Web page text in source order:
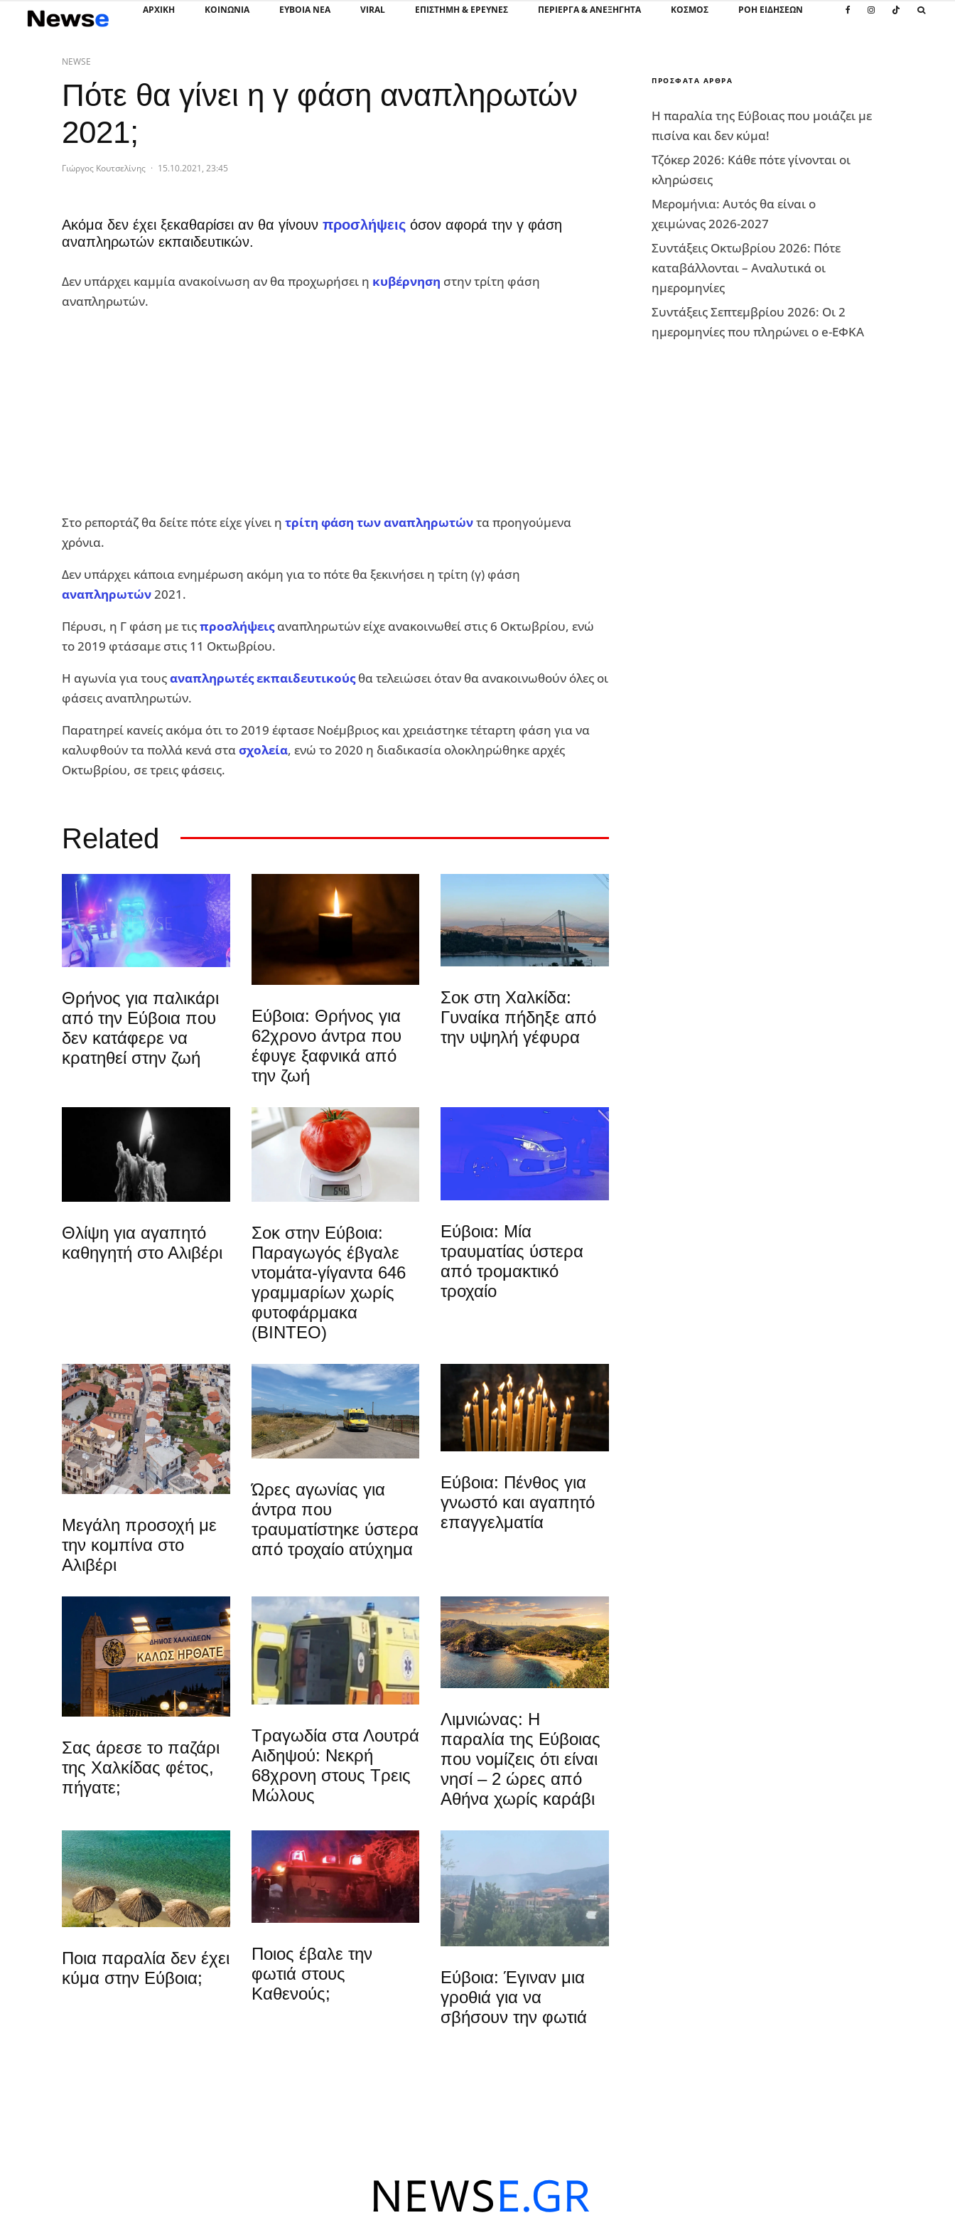
ΑΡΧΙΚΗ ΚΟΙΝΩΝΙΑ ΕΥΒΟΙΑ ΝΕΑ VIRAL ΕΠΙΣΤΉΜΗ & ΈΡΕΥΝΕΣ ΠΕΡΊΕΡΓΑ & ΑΝΕΞΉΓΗΤΑ ΚΌΣΜΟΣ ΡΟΗ ΕΙΔΗΣΕΩΝ
NEWSE
Πότε θα γίνει η γ φάση αναπληρωτών
2021;
Γιώργος Κουτσελίνης · 15.10.2021, 23:45
Ακόμα δεν έχει ξεκαθαρίσει αν θα γίνουν προσλήψεις όσον αφορά την γ φάση
αναπληρωτών εκπαιδευτικών.
Δεν υπάρχει καμμία ανακοίνωση αν θα προχωρήσει η κυβέρνηση στην τρίτη φάση
αναπληρωτών.
Στο ρεπορτάζ θα δείτε πότε είχε γίνει η τρίτη φάση των αναπληρωτώντα προηγούμενα
χρόνια.
Δεν υπάρχει κάποια ενημέρωση ακόμη για το πότε θα ξεκινήσει η τρίτη (γ) φάση
αναπληρωτών2021.
Πέρυσι, η Γ φάση με τιςπροσλήψειςαναπληρωτών είχε ανακοινωθεί στις 6 Οκτωβρίου, ενώ
το 2019 φτάσαμε στις 11 Οκτωβρίου.
Η αγωνία για τουςαναπληρωτές εκπαιδευτικούςθα τελειώσει όταν θα ανακοινωθούν όλες οι
φάσεις αναπληρωτών.
Παρατηρεί κανείς ακόμα ότι το 2019 έφτασε Νοέμβριος και χρειάστηκε τέταρτη φάση για να
καλυφθούν τα πολλά κενά στασχολεία, ενώ το 2020 η διαδικασία ολοκληρώθηκε αρχές
Οκτωβρίου, σε τρεις φάσεις.
Related
Θρήνος για παλικάρι
από την Εύβοια που
δεν κατάφερε να
κρατηθεί στην ζωή
Εύβοια: Θρήνος για
62χρονο άντρα που
έφυγε ξαφνικά από
την ζωή
Σοκ στη Χαλκίδα:
Γυναίκα πήδηξε από
την υψηλή γέφυρα
Θλίψη για αγαπητό
καθηγητή στο Αλιβέρι
Σοκ στην Εύβοια:
Παραγωγός έβγαλε
ντομάτα-γίγαντα 646
γραμμαρίων χωρίς
φυτοφάρμακα
(ΒΙΝΤΕΟ)
Εύβοια: Μία
τραυματίας ύστερα
από τρομακτικό
τροχαίο
Μεγάλη προσοχή με
την κομπίνα στο
Αλιβέρι
Ώρες αγωνίας για
άντρα που
τραυματίστηκε ύστερα
από τροχαίο ατύχημα
Εύβοια: Πένθος για
γνωστό και αγαπητό
επαγγελματία
Σας άρεσε το παζάρι
της Χαλκίδας φέτος,
πήγατε;
Τραγωδία στα Λουτρά
Αιδηψού: Νεκρή
68χρονη στους Τρεις
Μώλους
Λιμνιώνας: Η
παραλία της Εύβοιας
που νομίζεις ότι είναι
νησί – 2 ώρες από
Αθήνα χωρίς καράβι
Ποια παραλία δεν έχει
κύμα στην Εύβοια;
Ποιος έβαλε την
φωτιά στους
Καθενούς;
Εύβοια: Έγιναν μια
γροθιά για να
σβήσουν την φωτιά
ΠΡΌΣΦΑΤΑ ΆΡΘΡΑ
Η παραλία της Εύβοιας που μοιάζει με
πισίνα και δεν κύμα!
Τζόκερ 2026: Κάθε πότε γίνονται οι
κληρώσεις
Μερομήνια: Αυτός θα είναι ο
χειμώνας 2026-2027
Συντάξεις Οκτωβρίου 2026: Πότε
καταβάλλονται – Αναλυτικά οι
ημερομηνίες
Συντάξεις Σεπτεμβρίου 2026: Οι 2
ημερομηνίες που πληρώνει ο e-ΕΦΚΑ